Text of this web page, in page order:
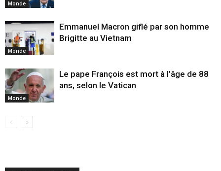
Monde
Monde
Emmanuel Macron giflé par son homme
Brigitte au Vietnam
Monde
Le pape François est mort à l’âge de 88
ans, selon le Vatican